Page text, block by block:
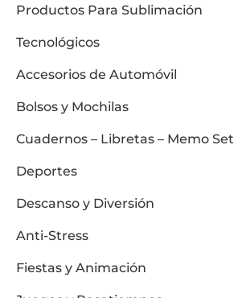
Productos Para Sublimación
Tecnológicos
Accesorios de Automóvil
Bolsos y Mochilas
Cuadernos – Libretas – Memo Set
Deportes
Descanso y Diversión
Anti-Stress
Fiestas y Animación